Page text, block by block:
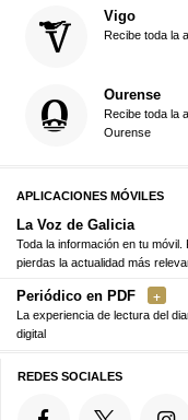
Vigo
Recibe toda la
Ourense
Recibe toda la
Ourense
APLICACIONES MÓVILES
La Voz de Galicia
Toda la información en tu
pierdas la actualidad más
Periódico en PDF
La experiencia de lectura del
digital
REDES SOCIALES